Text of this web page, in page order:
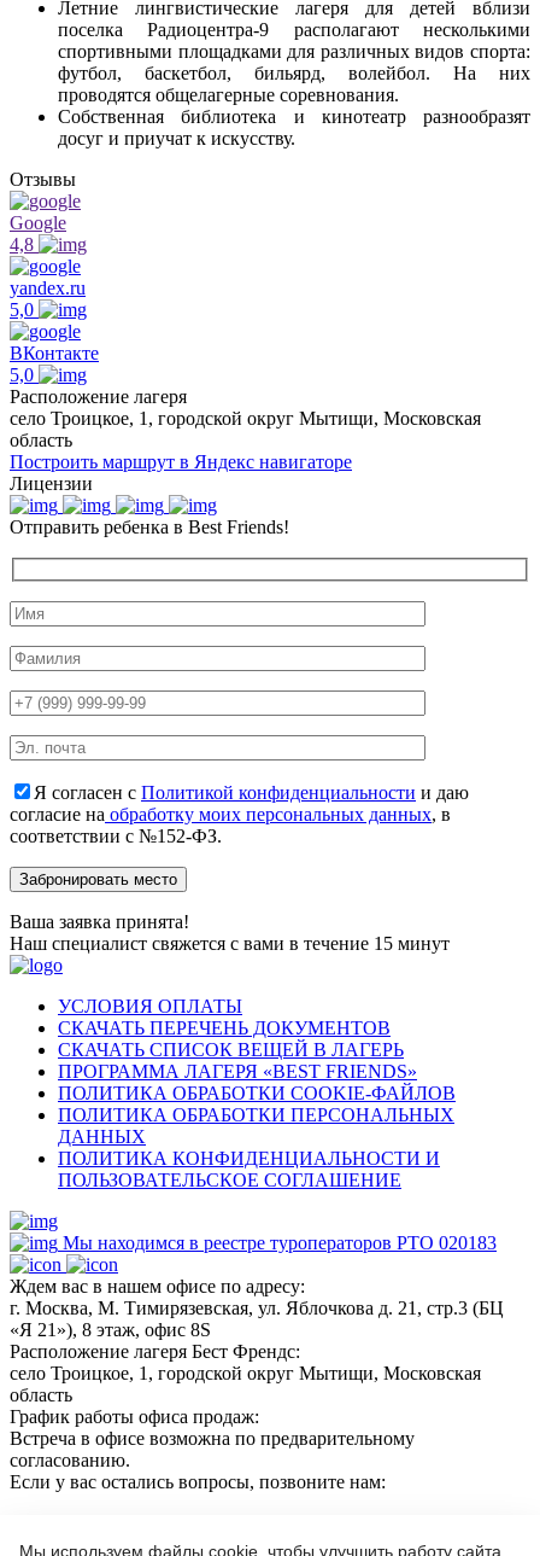
Летние лингвистические лагеря для детей вблизи
поселка Радиоцентра-9 располагают несколькими
спортивными площадками для различных видов спорта:
футбол, баскетбол, бильярд, волейбол. На них
проводятся общелагерные соревнования.
Собственная библиотека и кинотеатр разнообразят
досуг и приучат к искусству.
Отзывы
Google
4,8
yandex.ru
5,0
ВКонтакте
5,0
Расположение лагеря
село Троицкое, 1, городской округ Мытищи, Московская
область
Построить маршрут в Яндекс навигаторе
Лицензии
Отправить ребенка в Best Friends!
Я согласен с Политикой конфиденциальности и даю
согласие на обработку моих персональных данных, в
соответствии с №152-ФЗ.
Ваша заявка принята!
Наш специалист свяжется с вами в течение 15 минут
УСЛОВИЯ ОПЛАТЫ
СКАЧАТЬ ПЕРЕЧЕНЬ ДОКУМЕНТОВ
СКАЧАТЬ СПИСОК ВЕЩЕЙ В ЛАГЕРЬ
ПРОГРАММА ЛАГЕРЯ «BEST FRIENDS»
ПОЛИТИКА ОБРАБОТКИ COOKIE-ФАЙЛОВ
ПОЛИТИКА ОБРАБОТКИ ПЕРСОНАЛЬНЫХ
ДАННЫХ
ПОЛИТИКА КОНФИДЕНЦИАЛЬНОСТИ И
ПОЛЬЗОВАТЕЛЬСКОЕ СОГЛАШЕНИЕ
Мы находимся в реестре туроператоров РТО 020183
Ждем вас в нашем офисе по адресу:
г. Москва, М. Тимирязевская, ул. Яблочкова д. 21, стр.3 (БЦ
«Я 21»), 8 этаж, офис 8S
Расположение лагеря Бест Френдс:
село Троицкое, 1, городской округ Мытищи, Московская
область
График работы офиса продаж:
Встреча в офисе возможна по предварительному
согласованию.
Если у вас остались вопросы, позвоните нам:
+7 (964) 618 21 17
Мы используем файлы cookie, чтобы улучшить работу сайта.